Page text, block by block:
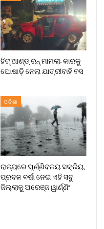
ହିଟ୍ ଆଣ୍ଡ୍ ରନ୍ ମାମଲା: କାରକୁ
ଘୋଷାଡ଼ି ନେଲା ଯାତ୍ରୀବାହି ବସ
ଓଡିଶା
ରାଜ୍ୟରେ ଘୂର୍ଣ୍ଣିବଳୟ ସକ୍ରିୟ,
ପ୍ରବଳ ବର୍ଷା ନେଇ ଏହି ସବୁ
ଜିଲ୍ଲାକୁ ଅରେଞ୍ଜ ୱାର୍ଣ୍ଣିଂ